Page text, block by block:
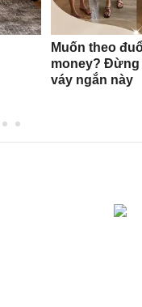
Muốn theo
money? Đừng
váy ngắn này